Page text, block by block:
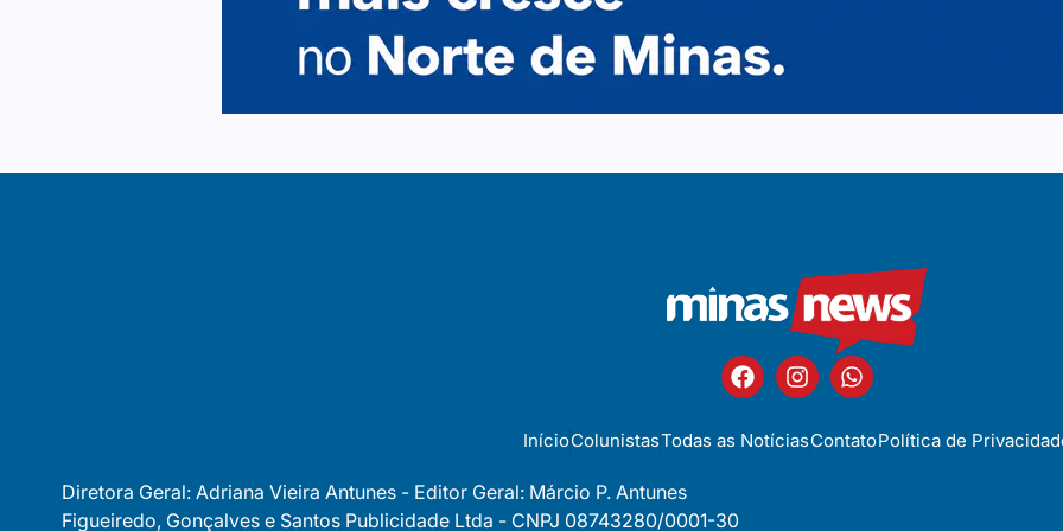
InícioColunistasTodas as NotíciasContatoPolítica de
Diretora Geral: Adriana Vieira Antunes - Editor Geral: Márcio P. Antunes
Figueiredo, Gonçalves e Santos Publicidade Ltda - CNPJ 08743280/0001-30